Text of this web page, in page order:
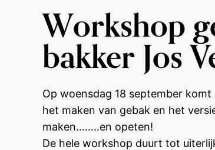
Workshop
bakker Jos
Op woensdag 18 september
het maken van gebak en het
maken……..en opeten!
De hele workshop duurt tot